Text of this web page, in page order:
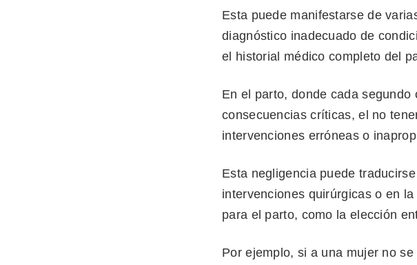
Esta puede manifestarse de
diagnóstico inadecuado de
el historial médico completo del
En el parto, donde cada
consecuencias críticas, el no
intervenciones erróneas o
Esta negligencia puede
intervenciones quirúrgicas o en
para el parto, como la elección
Por ejemplo, si a una mujer no